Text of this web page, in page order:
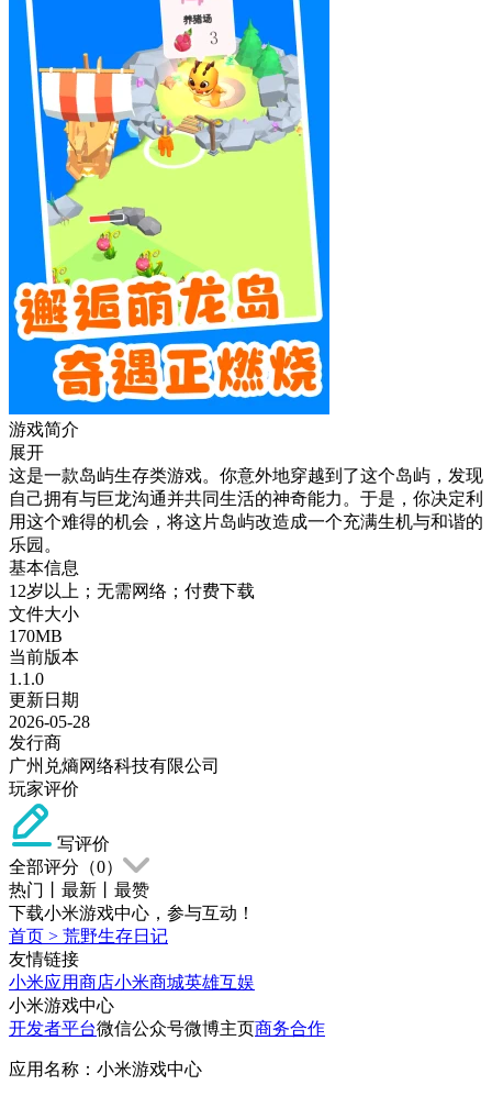
游戏简介
展开
这是一款岛屿生存类游戏。你意外地穿越到了这个岛屿，发现
自己拥有与巨龙沟通并共同生活的神奇能力。于是，你决定利
用这个难得的机会，将这片岛屿改造成一个充满生机与和谐的
乐园。
基本信息
12岁以上；无需网络；付费下载
文件大小
170MB
当前版本
1.1.0
更新日期
2026-05-28
发行商
广州兑熵网络科技有限公司
玩家评价
写评价
全部评分（0）
热门
最新
最赞
下载小米游戏中心，参与互动！
首页 > 荒野生存日记
友情链接
小米应用商店小米商城英雄互娱
小米游戏中心
开发者平台微信公众号微博主页商务合作
应用名称：小米游戏中心